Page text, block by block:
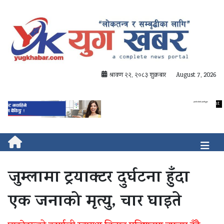
श्रावण २२, २०८३ शुक्रबार August 7, 2026
जुम्लामा ट्रयाक्टर दुर्घटना हुँदा
एक जनाको मृत्यु, चार घाइते